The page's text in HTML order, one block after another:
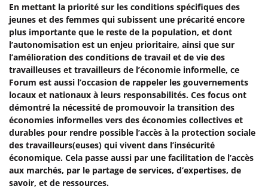
En mettant la priorité sur les conditions spécifiques des
jeunes et des femmes qui subissent une précarité encore
plus importante que le reste de la population, et dont
l’autonomisation est un enjeu prioritaire, ainsi que sur
l’amélioration des conditions de travail et de vie des
travailleuses et travailleurs de l’économie informelle, ce
Forum est aussi l’occasion de rappeler les gouvernements
locaux et nationaux à leurs responsabilités. Ces focus ont
démontré la nécessité de promouvoir la transition des
économies informelles vers des économies collectives et
durables pour rendre possible l’accès à la protection sociale
des travailleurs(euses) qui vivent dans l’insécurité
économique. Cela passe aussi par une facilitation de l’accès
aux marchés, par le partage de services, d’expertises, de
savoir, et de ressources.